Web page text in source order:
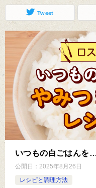
Tweet
いつもの白ごはんを
公開日： 2025年8月26日
レシピと調理方法